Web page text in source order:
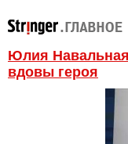
Юлия
вдовы героя